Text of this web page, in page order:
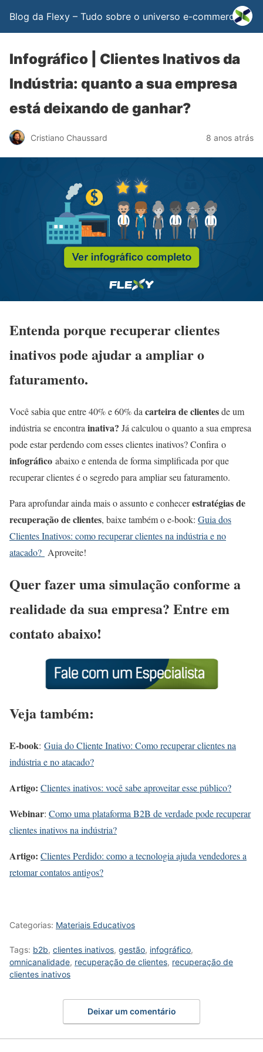
Blog da Flexy – Tudo sobre o universo e-commerce
Infográfico | Clientes Inativos da
Indústria: quanto a sua empresa
está deixando de ganhar?
Cristiano Chaussard 8 anos atrás
Entenda porque recuperar clientes
inativos pode ajudar a ampliar o
faturamento.
Você sabia que entre 40% e 60% da carteira de clientesde um
indústria se encontra inativa? Já calculou o quanto a sua empresa
pode estar perdendo com esses clientes inativos? Confira o
infográfico abaixo e entenda de forma simplificada por que
recuperar clientes é o segredo para ampliar seu faturamento.
Para aprofundar ainda mais o assunto e conhecerestratégias de
recuperação de clientes, baixe também o e-book: Guia dos
Clientes Inativos: como recuperar clientes na indústria e no
atacado? Aproveite!
Quer fazer uma simulação conforme a
realidade da sua empresa? Entre em
contato abaixo!
Veja também:
E-book: Guia do Cliente Inativo: Como recuperar clientes na
indústria e no atacado?
Artigo: Clientes inativos: você sabe aproveitar esse público?
Webinar: Como uma plataforma B2B de verdade pode recuperar
clientes inativos na indústria?
Artigo: Clientes Perdido: como a tecnologia ajuda vendedores a
retomar contatos antigos?
Categorias: Materiais Educativos
Tags: b2b, clientes inativos, gestão, infográfico,
omnicanalidade, recuperação de clientes, recuperação de
clientes inativos
Deixar um comentário